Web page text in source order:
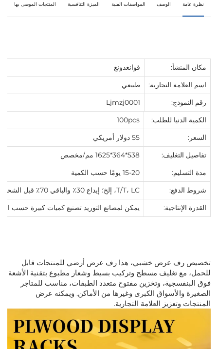
نظرة عامة الوصف المواصفات الفنية الميزة التنافسية المنتجات الموصى بها
مكان المنشأ:
قوانغدونغ
اسم العلامة التجارية:
طبيعي
رقم النموذج:
Ljmzj0001
الكمية الدنيا للطلب:
100pcs
السعر:
55 دولار أمريكي
تفاصيل التغليف:
538*364*1625 مم/مخصص
مدة التسليم:
15-20 يومًا حسب الكمية
شروط الدفع:
T/T، LC، إلخ؛ إيداع 30٪ والباقي 70٪ قبل الشحن
القدرة الإنتاجية:
يمكن لمصانع التوريد تصنيع كميات كبيرة حسب
تخصيص رف عرض خشبي، هذا رف عرض أرضي للمنتجات قابل
للحمل، مع تغليف مسطح وتركيب بسيط وشعار مطبوع بتقنية الأشعة
فوق البنفسجية، وتخزين مفتوح متعدد الطبقات، مناسب للمتاجر
الصغيرة والأسواق الكبرى وغيرها من الأماكن. ويمكنه عرض
المنتجات وتعزيز العلامة التجارية.